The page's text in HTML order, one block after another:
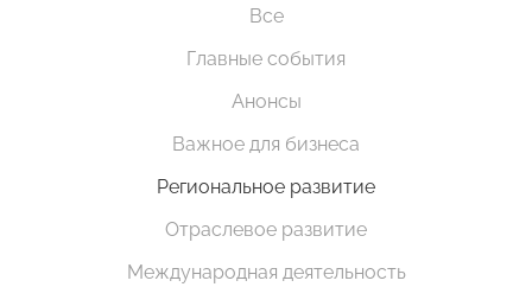
Все
Главные события
Анонсы
Важное для бизнеса
Региональное развитие
Отраслевое развитие
Международная деятельность